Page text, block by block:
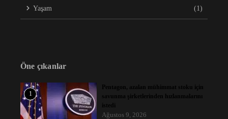
Yaşam (1)
Öne çıkanlar
1
Pentagon, azalan mühimmat stoku için
savunma şirketlerinden hızlanmalarını
istedi
Ağustos 9, 2026